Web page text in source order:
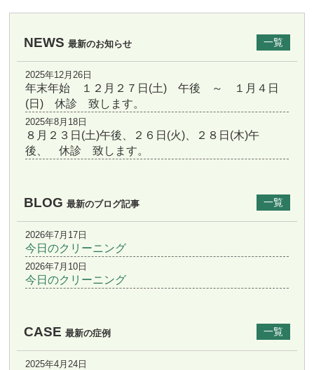
NEWS 最新のお知らせ 一覧
2025年12月26日
年末年始 １２月２７日(土) 午後 ～ １月４日
(日) 休診 致します。
2025年8月18日
８月２３日(土)午後、２６日(火)、２８日(木)午
後、 休診 致します。
BLOG 最新のブログ記事 一覧
2026年7月17日
今日のクリーニング
2026年7月10日
今日のクリーニング
CASE 最新の症例 一覧
2025年4月24日